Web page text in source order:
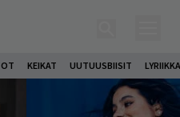
KEIKAT UUTUUSBIISIT